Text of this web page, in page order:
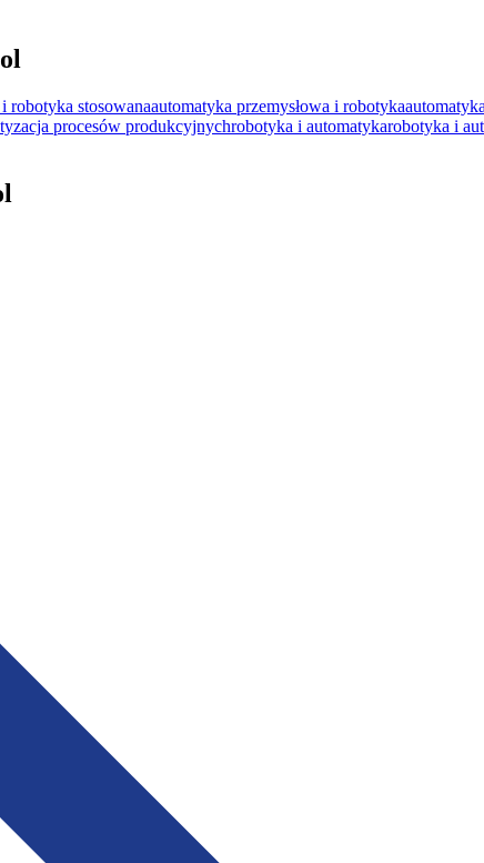
robotyka stosowanaautomatyka przemysłowa i robotyka
procesów produkcyjnychrobotyka i automatykarobotyka i